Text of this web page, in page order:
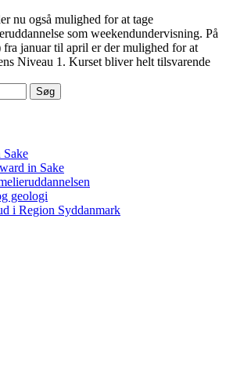
nu også mulighed for at tage
som weekendundervisning. På
januar til april er der mulighed for at
Niveau 1. Kurset bliver helt tilsvarende
in Sake
geologi
i Region Syddanmark